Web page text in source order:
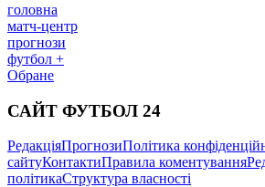
головна
матч-центр
прогнози
футбол +
Обране
САЙТ ФУТБОЛ 24
РедакціяПрогнозиПолітика
сайтуКонтактиПравила коментування
політикаСтруктура власності